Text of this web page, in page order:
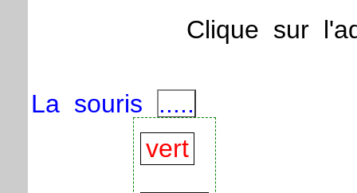
Clique sur
La souris
.....
vert